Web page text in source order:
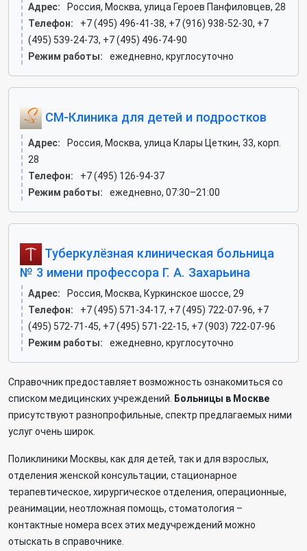
Адрес:
Россия, Москва, улица Героев Панфиловцев, 28
Телефон:
+7 (495) 496-41-38, +7 (916) 938-52-30, +7
(495) 539-24-73, +7 (495) 496-74-90
Режим работы:
ежедневно, круглосуточно
СМ-Клиника для детей и подростков
Адрес:
Россия, Москва, улица Клары Цеткин, 33, корп.
28
Телефон:
+7 (495) 126-94-37
Режим работы:
ежедневно, 07:30–21:00
Туберкулёзная клиническая больница
№ 3 имени профессора Г. А. Захарьина
Адрес:
Россия, Москва, Куркинское шоссе, 29
Телефон:
+7 (495) 571-34-17, +7 (495) 722-07-96, +7
(495) 572-71-45, +7 (495) 571-22-15, +7 (903) 722-07-96
Режим работы:
ежедневно, круглосуточно
Справочник предоставляет возможность ознакомиться со
списком медицинских учреждений.
Больницы в Москве
присутствуют разнопрофильные, спектр предлагаемых ними
услуг очень широк.
Поликлиники Москвы, как для детей, так и для взрослых,
отделения женской консультации, стационарное
терапевтическое, хирургическое отделения, операционные,
реанимации, неотложная помощь, стоматология –
контактные номера всех этих медучреждений можно
отыскать в справочнике.